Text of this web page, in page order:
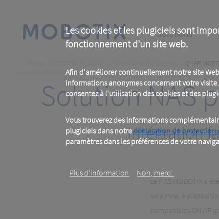
Les cookies et les plugiciels sont
fonctionnement d'un site web.
Afin d'améliorer continuellement notre site Web
informations anonymes concernant votre
consentez à l'utilisation des cookies et des
Vous trouverez des informations
plugiciels dans notredéclaration de protection
paramètres dans les préférences de votre
Plus d‘information Non, merci.
content
Main
navigation
Solutions
Breadcrumb QNAP
Solution NAS
Intégration
Le NAS MOBOTIX a
sera mise à
compatibles ONVIF